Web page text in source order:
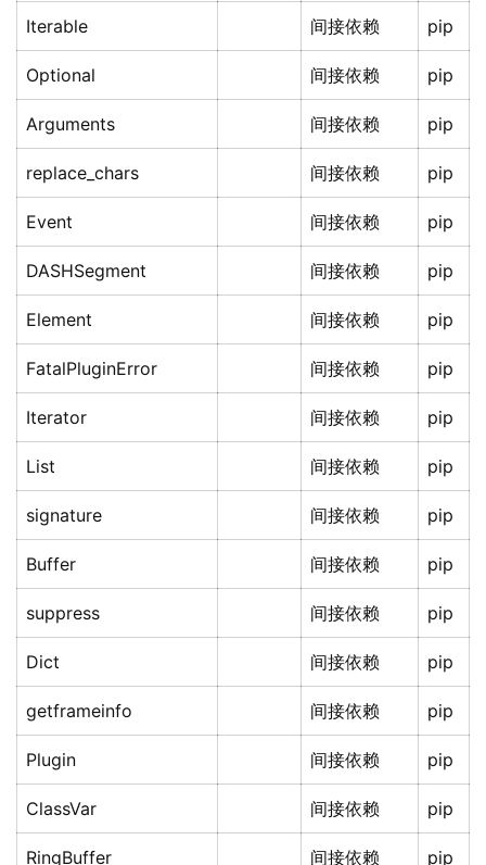
Iterable 间接依赖 pip
Optional 间接依赖 pip
Arguments 间接依赖 pip
replace_chars 间接依赖 pip
Event 间接依赖 pip
DASHSegment 间接依赖 pip
Element 间接依赖 pip
FatalPluginError 间接依赖 pip
Iterator 间接依赖 pip
List 间接依赖 pip
signature 间接依赖 pip
Buffer 间接依赖 pip
suppress 间接依赖 pip
Dict 间接依赖 pip
getframeinfo 间接依赖 pip
Plugin 间接依赖 pip
ClassVar 间接依赖 pip
RingBuffer 间接依赖 pip